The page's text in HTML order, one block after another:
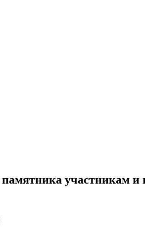
участникам